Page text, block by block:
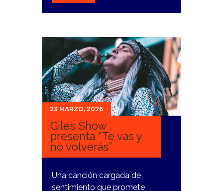
23 MARZO, 2026
Giles Show
presenta “Te vas y
no volverás”
Una canción cargada de
sentimiento que promete